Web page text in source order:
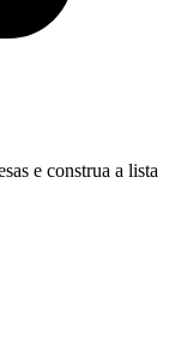
e construa a lista